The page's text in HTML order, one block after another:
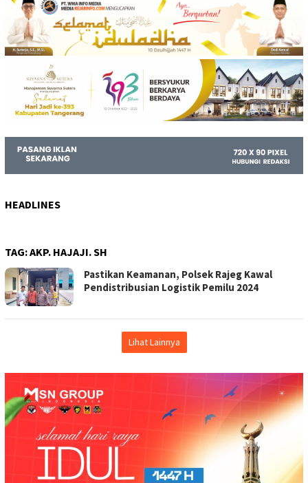
HEADLINES
TAG:AKP. HAJAJI. SH
Pastikan Keamanan, Polsek Rajeg Kawal
Pendistribusian Logistik Pemilu 2024
Lihat Lainnya